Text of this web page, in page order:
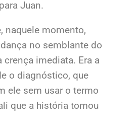
Juan.
naquele momento,
no semblante do
crença imediata. Era a
o diagnóstico, que
ele sem usar o termo
que a história tomou